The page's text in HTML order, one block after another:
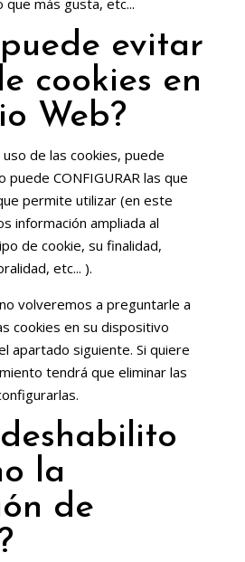
más gusta, etc...
evitar
cookies en
Web?
de las cookies, puede
puede CONFIGURAR las que
permite utilizar (en este
información ampliada al
de cookie, su finalidad,
etc... ).
volveremos a preguntarle a
cookies en su dispositivo
apartado siguiente. Si quiere
tendrá que eliminar las
la
de